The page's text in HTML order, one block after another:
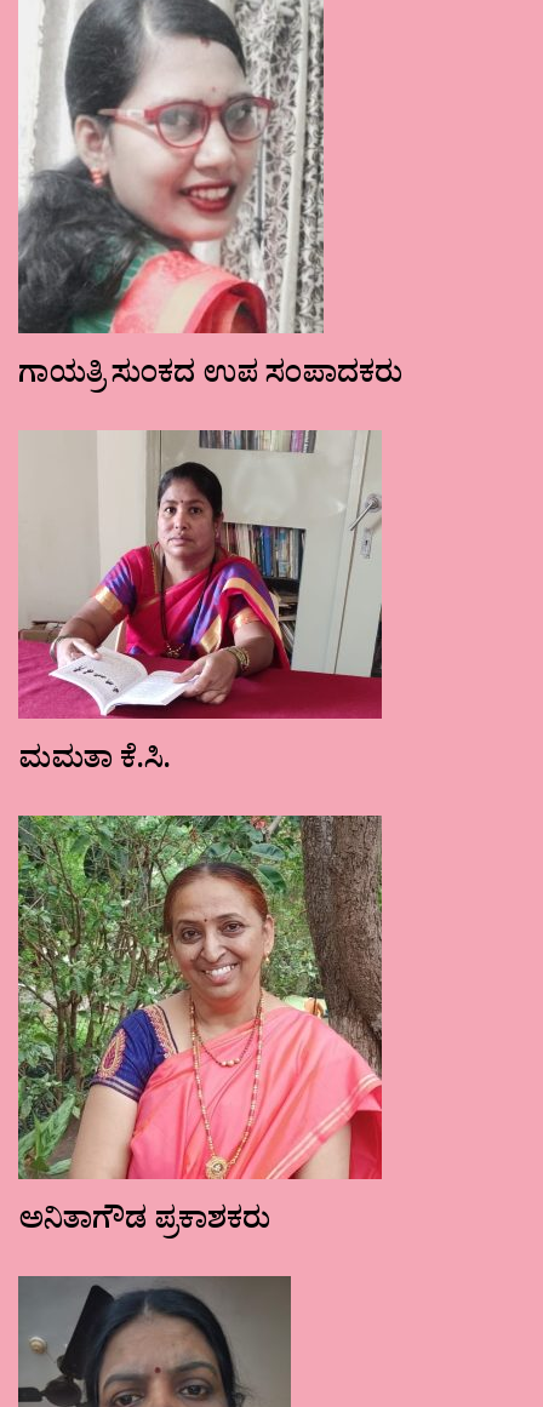
ಗಾಯತ್ರಿ ಸುಂಕದ ಉಪ ಸಂಪಾದಕರು
ಮಮತಾ ಕೆ.ಸಿ.
ಅನಿತಾಗೌಡ ಪ್ರಕಾಶಕರು